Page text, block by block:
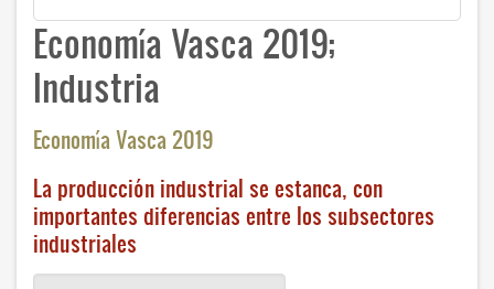
Economía Vasca 2019;
Industria
Economía Vasca 2019
La producción industrial se estanca, con
importantes diferencias entre los subsectores
industriales